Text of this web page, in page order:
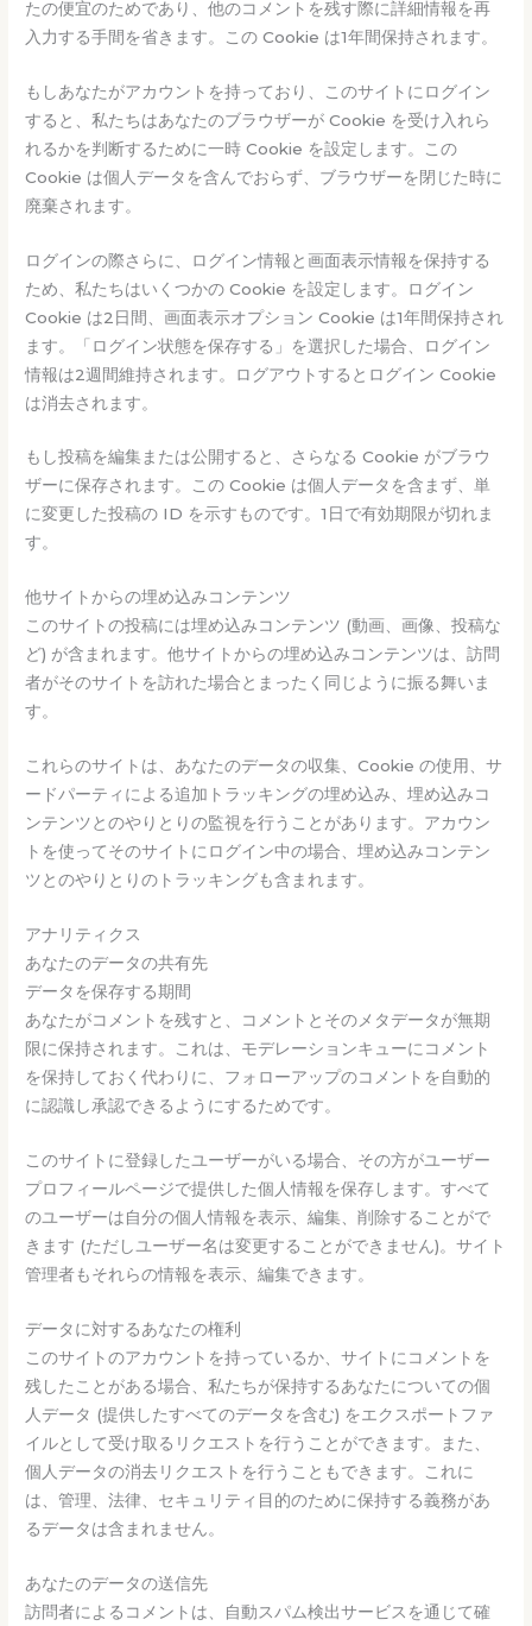
たの便宜のためであり、他のコメントを残す際に詳細情報を再
入力する手間を省きます。この Cookie は1年間保持されます。
もしあなたがアカウントを持っており、このサイトにログイン
すると、私たちはあなたのブラウザーが Cookie を受け入れら
れるかを判断するために一時 Cookie を設定します。この
Cookie は個人データを含んでおらず、ブラウザーを閉じた時に
廃棄されます。
ログインの際さらに、ログイン情報と画面表示情報を保持する
ため、私たちはいくつかの Cookie を設定します。ログイン
Cookie は2日間、画面表示オプション Cookie は1年間保持され
ます。「ログイン状態を保存する」を選択した場合、ログイン
情報は2週間維持されます。ログアウトするとログイン Cookie
は消去されます。
もし投稿を編集または公開すると、さらなる Cookie がブラウ
ザーに保存されます。この Cookie は個人データを含まず、単
に変更した投稿の ID を示すものです。1日で有効期限が切れま
す。
他サイトからの埋め込みコンテンツ
このサイトの投稿には埋め込みコンテンツ (動画、画像、投稿な
ど) が含まれます。他サイトからの埋め込みコンテンツは、訪問
者がそのサイトを訪れた場合とまったく同じように振る舞いま
す。
これらのサイトは、あなたのデータの収集、Cookie の使用、サ
ードパーティによる追加トラッキングの埋め込み、埋め込みコ
ンテンツとのやりとりの監視を行うことがあります。アカウン
トを使ってそのサイトにログイン中の場合、埋め込みコンテン
ツとのやりとりのトラッキングも含まれます。
アナリティクス
あなたのデータの共有先
データを保存する期間
あなたがコメントを残すと、コメントとそのメタデータが無期
限に保持されます。これは、モデレーションキューにコメント
を保持しておく代わりに、フォローアップのコメントを自動的
に認識し承認できるようにするためです。
このサイトに登録したユーザーがいる場合、その方がユーザー
プロフィールページで提供した個人情報を保存します。すべて
のユーザーは自分の個人情報を表示、編集、削除することがで
きます (ただしユーザー名は変更することができません)。サイト
管理者もそれらの情報を表示、編集できます。
データに対するあなたの権利
このサイトのアカウントを持っているか、サイトにコメントを
残したことがある場合、私たちが保持するあなたについての個
人データ (提供したすべてのデータを含む) をエクスポートファ
イルとして受け取るリクエストを行うことができます。また、
個人データの消去リクエストを行うこともできます。これに
は、管理、法律、セキュリティ目的のために保持する義務があ
るデータは含まれません。
あなたのデータの送信先
訪問者によるコメントは、自動スパム検出サービスを通じて確